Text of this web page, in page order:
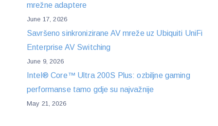
mrežne adaptere
June 17, 2026
Savršeno sinkronizirane AV mreže uz Ubiquiti UniFi
Enterprise AV Switching
June 9, 2026
Intel® Core™ Ultra 200S Plus: ozbiljne gaming
performanse tamo gdje su najvažnije
May 21, 2026